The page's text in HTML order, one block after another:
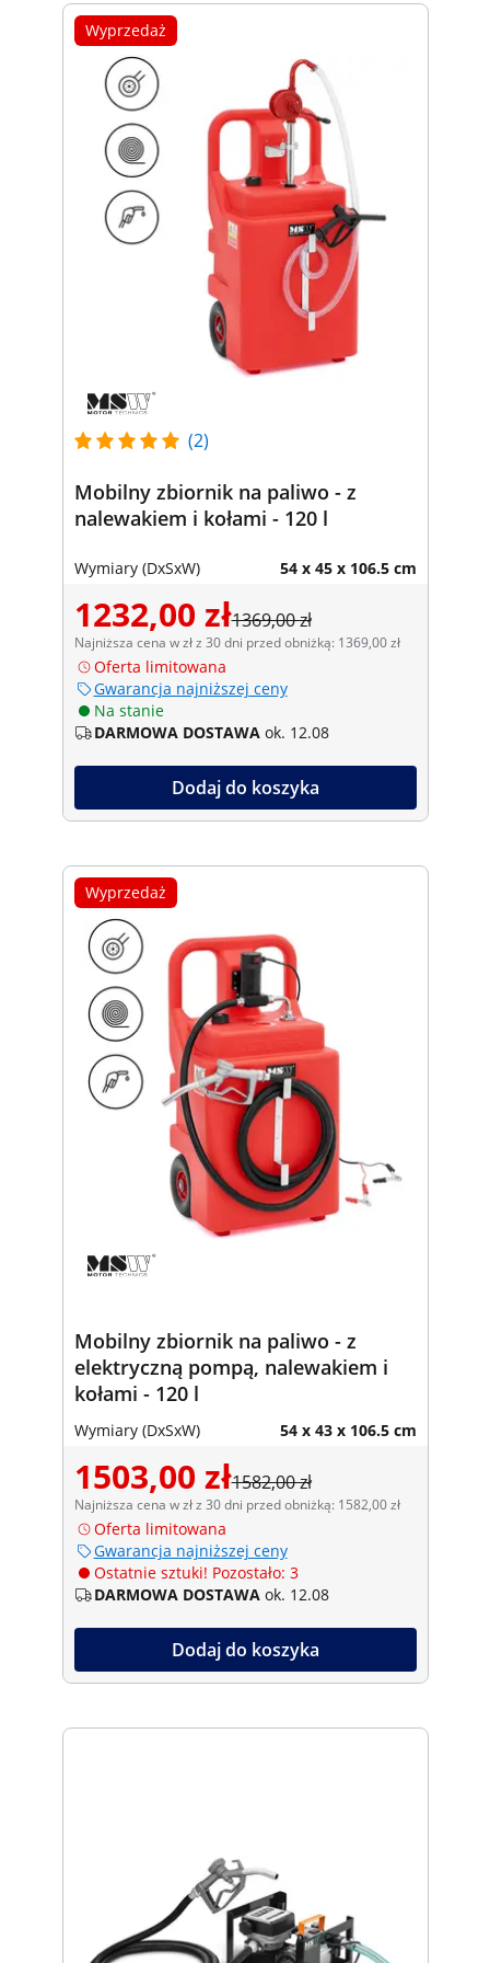
Wyprzedaż
(2)
Mobilny zbiornik na paliwo - z
nalewakiem i kołami - 120 l
Wymiary (DxSxW) 54 x 45 x 106.5 cm
1232,00 zł1369,00 zł
Najniższa cena w zł z 30 dni przed obniżką: 1369,00 zł
Oferta limitowana
Gwarancja najniższej ceny
Na stanie
DARMOWA DOSTAWA ok. 12.08
Dodaj do koszyka
Wyprzedaż
Mobilny zbiornik na paliwo - z
elektryczną pompą, nalewakiem i
kołami - 120 l
Wymiary (DxSxW) 54 x 43 x 106.5 cm
1503,00 zł1582,00 zł
Najniższa cena w zł z 30 dni przed obniżką: 1582,00 zł
Oferta limitowana
Gwarancja najniższej ceny
Ostatnie sztuki! Pozostało: 3
DARMOWA DOSTAWA ok. 12.08
Dodaj do koszyka